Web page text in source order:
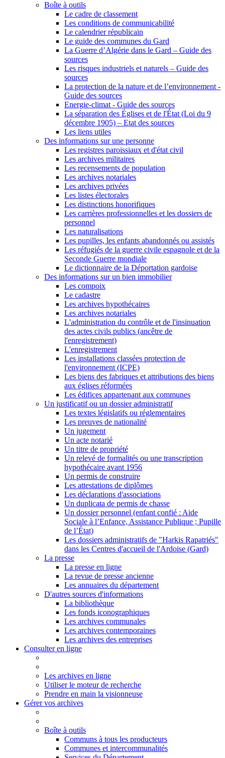
Boîte à outils
Le cadre de classement
Les conditions de communicabilité
Le calendrier républicain
Le guide des communes du Gard
La Guerre d’Algérie dans le Gard – Guide des
sources
Les risques industriels et naturels – Guide des
sources
La protection de la nature et de l’environnement -
Guide des sources
Energie-climat - Guide des sources
La séparation des Églises et de l'État (Loi du 9
décembre 1905) – Etat des sources
Les liens utiles
Des informations sur une personne
Les registres paroissiaux et d'état civil
Les archives militaires
Les recensements de population
Les archives notariales
Les archives privées
Les listes électorales
Les distinctions honorifiques
Les carrières professionnelles et les dossiers de
personnel
Les naturalisations
Les pupilles, les enfants abandonnés ou assistés
Les réfugiés de la guerre civile espagnole et de la
Seconde Guerre mondiale
Le dictionnaire de la Déportation gardoise
Des informations sur un bien immobilier
Les compoix
Le cadastre
Les archives hypothécaires
Les archives notariales
L'administration du contrôle et de l'insinuation
des actes civils publics (ancêtre de
l'enregistrement)
L'enregistrement
Les installations classées protection de
l'environnement (ICPE)
Les biens des fabriques et attributions des biens
aux églises réformées
Les édifices appartenant aux communes
Un justificatif ou un dossier administratif
Les textes législatifs ou réglementaires
Les preuves de nationalité
Un jugement
Un acte notarié
Un titre de propriété
Un relevé de formalités ou une transcription
hypothécaire avant 1956
Un permis de construire
Les attestations de diplômes
Les déclarations d'associations
Un duplicata de permis de chasse
Un dossier personnel (enfant confié : Aide
Sociale à l’Enfance, Assistance Publique ; Pupille
de l’État)
Les dossiers administratifs de "Harkis Rapatriés"
dans les Centres d'accueil de l'Ardoise (Gard)
La presse
La presse en ligne
La revue de presse ancienne
Les annuaires du département
D'autres sources d'informations
La bibliothèque
Les fonds iconographiques
Les archives communales
Les archives contemporaines
Les archives des entreprises
Consulter en ligne
Les archives en ligne
Utiliser le moteur de recherche
Prendre en main la visionneuse
Gérer vos archives
Boîte à outils
Communs à tous les producteurs
Communes et intercommunalités